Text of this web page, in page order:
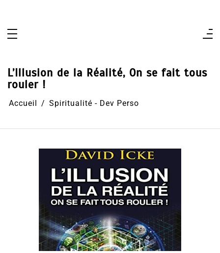
L’Illusion de la Réalité, On se fait tous
rouler !
Accueil Spiritualité - Dev Perso